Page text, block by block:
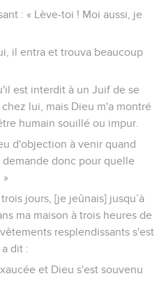
: « Lève-toi ! Moi aussi, je
il entra et trouva beaucoup
est interdit à un Juif de se
lui, mais Dieu m'a montré
humain souillé ou impur.
d'objection à venir quand
donc pour quelle
»
jours, [je jeûnais] jusqu’à
ma maison à trois heures de
resplendissants s'est
dit :
et Dieu s'est souvenu